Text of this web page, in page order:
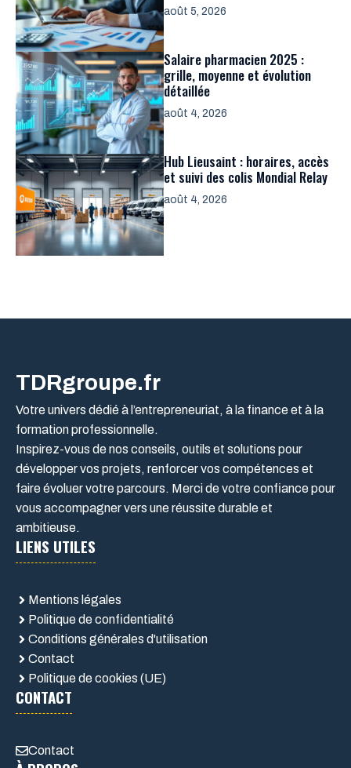
août 5, 2026
Salaire pharmacien 2025 :
grille, moyenne et évolution
détaillée
août 4, 2026
Hub Lieusaint : horaires, accès
et suivi des colis Mondial Relay
août 4, 2026
TDRgroupe.fr
Votre univers dédié à l’entrepreneuriat, à la finance et à la
formation professionnelle.
Inspirez-vous de nos conseils, outils et solutions pour
développer vos projets, renforcer vos compétences et
faire évoluer votre parcours. Merci de votre confiance pour
vous accompagner vers une réussite durable et
ambitieuse.
LIENS UTILES
Mentions légales
Politique de confidentialité
Conditions générales d'utilisation
Contact
Politique de cookies (UE)
CONTACT
Contact